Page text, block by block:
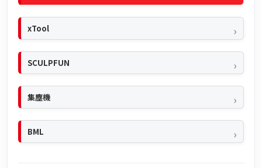
xTool
SCULPFUN
集塵機
BML